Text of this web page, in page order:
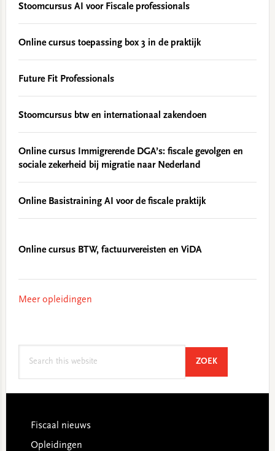
Stoomcursus AI voor Fiscale professionals
Online cursus toepassing box 3 in de praktijk
Future Fit Professionals
Stoomcursus btw en internationaal zakendoen
Online cursus Immigrerende DGA’s: fiscale gevolgen en
sociale zekerheid bij migratie naar Nederland
Online Basistraining AI voor de fiscale praktijk
Online cursus BTW, factuurvereisten en ViDA
Meer opleidingen
ZOEKSEARCH
Footer
Fiscaal nieuws
Opleidingen